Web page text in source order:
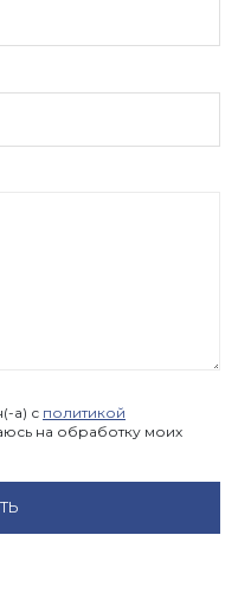
а) с политикой
на обработку моих